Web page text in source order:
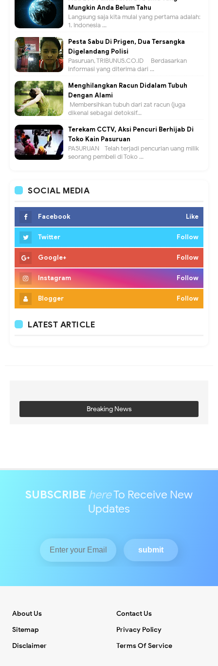
Mungkin Anda Belum Tahu
Langsung saja kita mulai yang pertama adalah:
1. Indonesia ...
Pesta Sabu Di Prigen, Dua Tersangka
Digelandang Polisi
Pasuruan, TRIBUNUS.CO.ID - Berdasarkan
informasi yang diterima dari ...
Menghilangkan Racun Didalam Tubuh
Dengan Alami
Membersihkan tubuh dari zat racun (juga
dikenal sebagai detoksif...
Terekam CCTV, Aksi Pencuri Berhijab Di
Toko Kain Pasuruan
PASURUAN - Telah terjadi pencurian uang milik
seorang pembeli di Toko ...
SOCIAL MEDIA
Facebook Like
Twitter Follow
Google+ Follow
Instagram Follow
Blogger Follow
LATEST ARTICLE
Breaking News
SUBSCRIBE hereTo Receive New
Updates
About Us
Contact Us
Sitemap
Privacy Policy
Disclaimer
Terms Of Service